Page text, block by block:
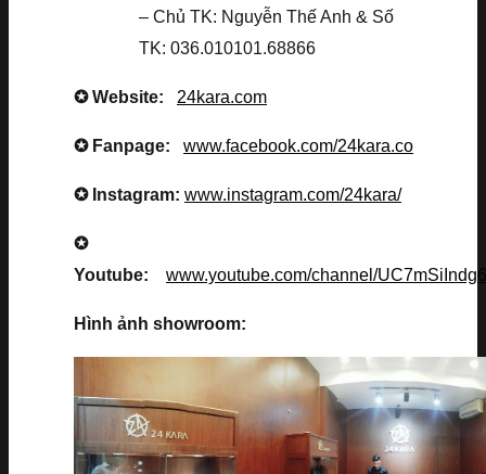
– Chủ TK: Nguyễn Thế Anh & Số
TK: 036.010101.68866
✪ Website: 24kara.com
✪ Fanpage: www.facebook.com/24kara.co
✪ Instagram: www.instagram.com/24kara/
✪
Youtube: www.youtube.com/channel/
Hình ảnh showroom: